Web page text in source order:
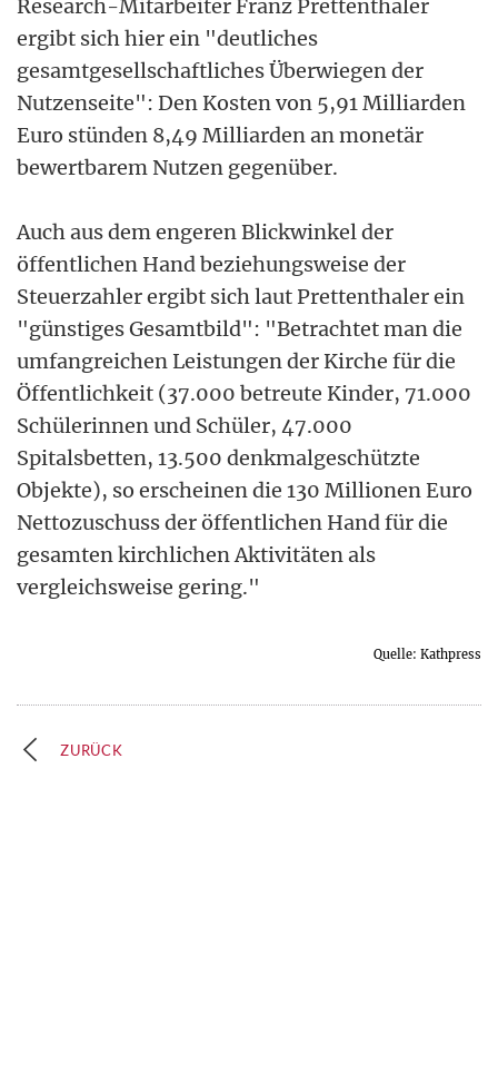
Research-Mitarbeiter Franz Prettenthaler
ergibt sich hier ein "deutliches
gesamtgesellschaftliches Überwiegen der
Nutzenseite": Den Kosten von 5,91 Milliarden
Euro stünden 8,49 Milliarden an monetär
bewertbarem Nutzen gegenüber.
Auch aus dem engeren Blickwinkel der
öffentlichen Hand beziehungsweise der
Steuerzahler ergibt sich laut Prettenthaler ein
"günstiges Gesamtbild": "Betrachtet man die
umfangreichen Leistungen der Kirche für die
Öffentlichkeit (37.000 betreute Kinder, 71.000
Schülerinnen und Schüler, 47.000
Spitalsbetten, 13.500 denkmalgeschützte
Objekte), so erscheinen die 130 Millionen Euro
Nettozuschuss der öffentlichen Hand für die
gesamten kirchlichen Aktivitäten als
vergleichsweise gering."
Quelle: Kathpress
ZURÜCK